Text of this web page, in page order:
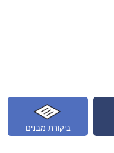
ביקורת מבנים